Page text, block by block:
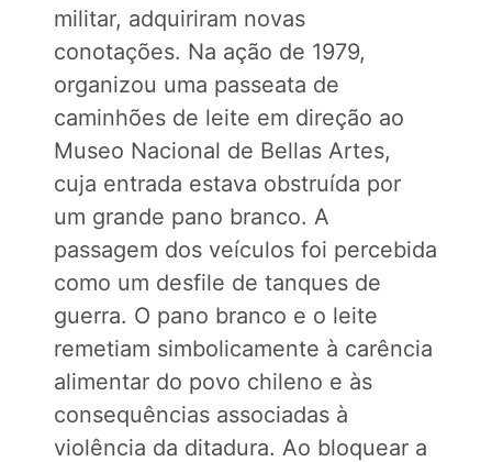
militar, adquiriram novas
conotações. Na ação de 1979,
organizou uma passeata de
caminhões de leite em direção ao
Museo Nacional de Bellas Artes,
cuja entrada estava obstruída por
um grande pano branco. A
passagem dos veículos foi percebida
como um desfile de tanques de
guerra. O pano branco e o leite
remetiam simbolicamente à carência
alimentar do povo chileno e às
consequências associadas à
violência da ditadura. Ao bloquear a